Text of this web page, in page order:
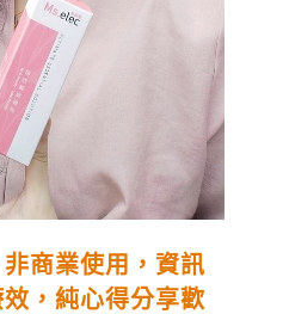
商業使用，資訊
，純心得分享歡